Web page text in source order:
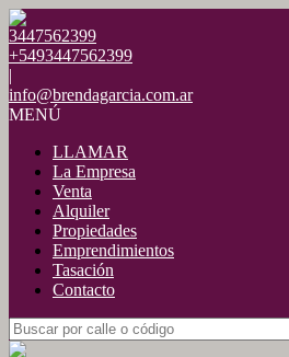
3447562399
+5493447562399
|
info@brendagarcia.com.ar
MENÚ
LLAMAR
La Empresa
Venta
Alquiler
Propiedades
Emprendimientos
Tasación
Contacto